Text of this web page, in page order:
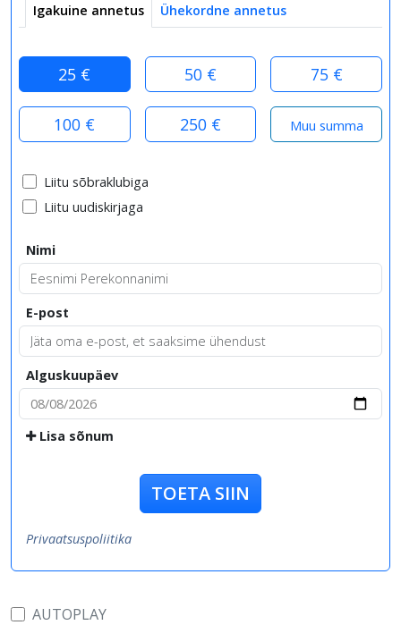
Igakuine annetus Ühekordne annetus
25 € 50 € 75 €
100 € 250 €
Liitu sõbraklubiga
Liitu uudiskirjaga
Nimi
E-post
Alguskuupäev
Lisa sõnum
TOETA SIIN
Privaatsuspoliitika
AUTOPLAY